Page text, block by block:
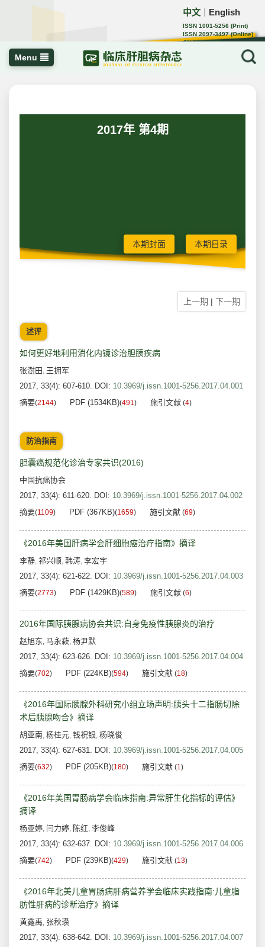
中文 English
ISSN 1001-5256 (Print)
ISSN 2097-3497 (Online)
CN 22-1108/R
Menu
2017年 第4期
本期封面 本期目录
上一期 | 下一期
述评
如何更好地利用消化内镜诊治胆胰疾病
张澍田 , 王拥军
2017, 33(4): 607-610. DOI: 10.3969/j.issn.1001-5256.2017.04.001
摘要(2144) PDF (1534KB)(491) 施引文献 (4)
防治指南
胆囊癌规范化诊治专家共识(2016)
中国抗癌协会
2017, 33(4): 611-620. DOI: 10.3969/j.issn.1001-5256.2017.04.002
摘要(1109) PDF (367KB)(1659) 施引文献 (69)
《2016年美国肝病学会肝细胞癌治疗指南》摘译
李静, 祁兴顺, 韩涛, 李宏宇
2017, 33(4): 621-622. DOI: 10.3969/j.issn.1001-5256.2017.04.003
摘要(2773) PDF (1429KB)(589) 施引文献 (6)
2016年国际胰腺病协会共识:自身免疫性胰腺炎的治疗
赵旭东, 马永蔌, 杨尹默
2017, 33(4): 623-626. DOI: 10.3969/j.issn.1001-5256.2017.04.004
摘要(702) PDF (224KB)(594) 施引文献 (18)
《2016年国际胰腺外科研究小组立场声明:胰头十二指肠切除
术后胰腺吻合》摘译
胡亚南, 杨桂元, 钱祝银, 杨晓俊
2017, 33(4): 627-631. DOI: 10.3969/j.issn.1001-5256.2017.04.005
摘要(632) PDF (205KB)(180) 施引文献 (1)
《2016年美国胃肠病学会临床指南:异常肝生化指标的评估》
摘译
杨亚婷, 闫力婷, 陈红, 李俊峰
2017, 33(4): 632-637. DOI: 10.3969/j.issn.1001-5256.2017.04.006
摘要(742) PDF (239KB)(429) 施引文献 (13)
《2016年北美儿童胃肠病肝病营养学会临床实践指南:儿童脂
肪性肝病的诊断治疗》摘译
黄鑫禹, 张秋瓒
2017, 33(4): 638-642. DOI: 10.3969/j.issn.1001-5256.2017.04.007